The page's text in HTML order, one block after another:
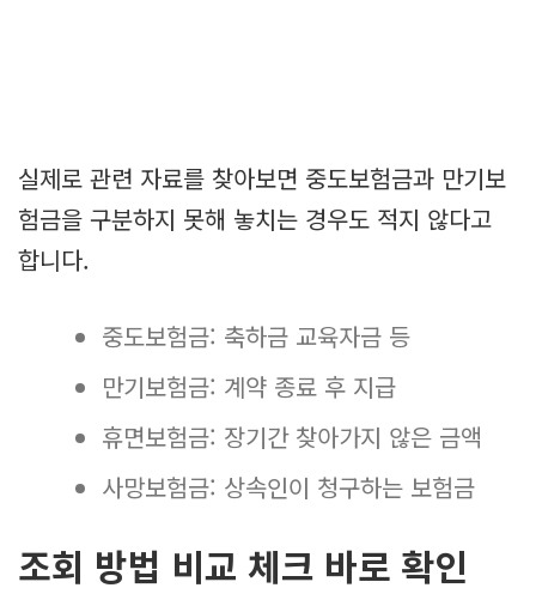
실제로 관련 자료를 찾아보면 중도보험금과 만기보
험금을 구분하지 못해 놓치는 경우도 적지 않다고
합니다.
중도보험금: 축하금 교육자금 등
만기보험금: 계약 종료 후 지급
휴면보험금: 장기간 찾아가지 않은 금액
사망보험금: 상속인이 청구하는 보험금
조회 방법 비교 체크 바로 확인